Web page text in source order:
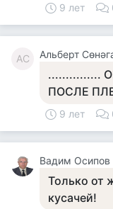
9 лет
АС Альберт
...............
ПОСЛЕ
9 лет
Вадим Осипов
Только от
кусачей!